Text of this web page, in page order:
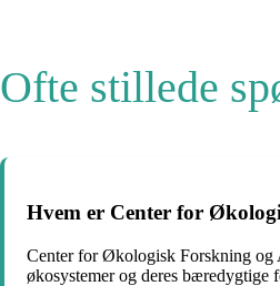
Ofte stillede
Hvem er Center for
Center for Økologisk Forskning og
økosystemer og deres bæredygtige